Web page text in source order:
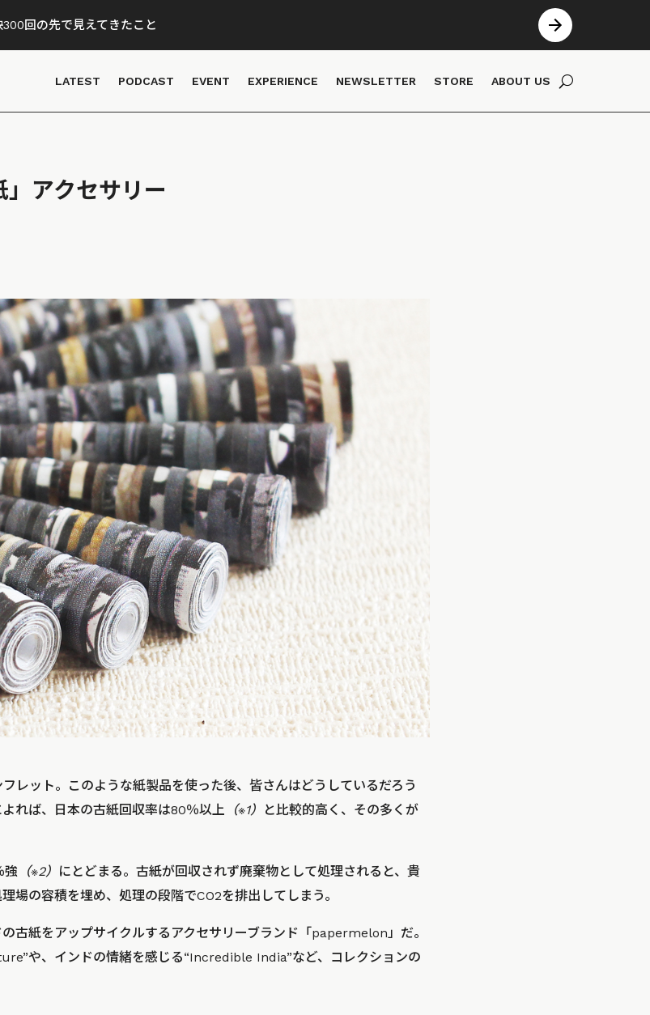
回の先で見えてきたこと
LATEST PODCAST EVENT EXPERIENCE NEWSLETTER STORE ABOUT US
アクセサリー
レット。このような紙製品を使った後、皆さんはどうしているだろう
れば、日本の古紙回収率は80％以上 （※1）
と比較的高く、その多くが
強 （※2） にとどまる。古紙が回収されず廃棄物として処理されると、貴
場の容積を埋め、処理の段階でCO2を排出してしまう。
古紙をアップサイクルするアクセサリーブランド「papermelon」だ。
や、インドの情緒を感じる“Incredible India”など、コレクションの